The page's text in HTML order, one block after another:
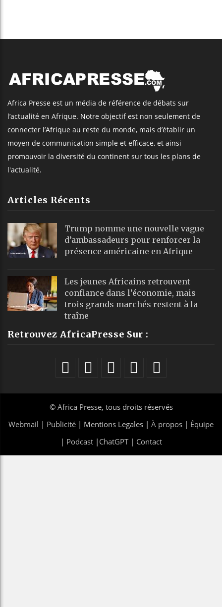
Africa Presse est un média de référence de débats sur
l’actualité en Afrique. Notre objectif est non seulement de
connecter l’Afrique au reste du monde, mais d’établir un
moyen de communication simple et efficace, et ainsi
promouvoir la diversité du continent sur tous les plans de
l'actualité.
Articles Récents
Trump nomme une nouvelle vague
d’ambassadeurs pour renforcer la
présence américaine en Afrique
Les jeunes Africains retrouvent
confiance dans l’économie, mais
trois grands marchés restent à la
traîne
Retrouvez AfricaPresse Sur :
© Africa Presse, tous droits réservés
Webmail | Publicité | Mentions Legales | À propos | Équipe
| Podcast| ChatGPT| Contact